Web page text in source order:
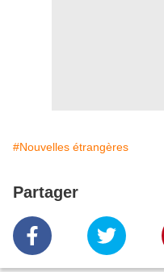
#Nouvelles étrangères
Partager